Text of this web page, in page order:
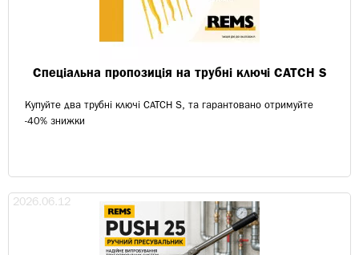
Спеціальна пропозиція на трубні ключі CATCH S
Купуйте два трубні ключі CATCH S, та гарантовано отримуйте
-40% знижки
2026.06.12